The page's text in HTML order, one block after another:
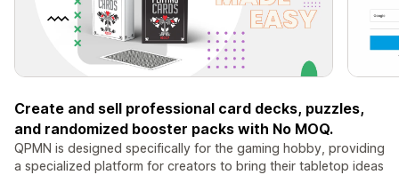
Create and sell professional card decks, puzzles,
and randomized booster packs with No MOQ.
QPMN is designed specifically for the gaming hobby, providing
a specialized platform for creators to bring their tabletop ideas